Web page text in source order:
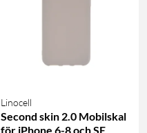
Linocell
Second skin 2.0 Mobilskal
för iPhone 6-8 och SE